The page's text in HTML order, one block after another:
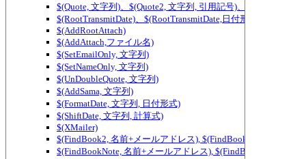
$(Quote, 文字列)、$(Quote2, 文字列, 引用記号)、$(QuoteWidth,
$(RootTransmitDate)、$(RootTransmitDate,日付形式)
$(AddRootAttach)
$(AddAttach,ファイル名)
$(SetEmailOnly, 文字列)
$(SetNameOnly, 文字列)
$(UnDoubleQuote, 文字列)
$(AddSama, 文字列)
$(FormatDate, 文字列, 日付形式)
$(ShiftDate, 文字列, 計算式)
$(XMailer)
$(FindBook2, 名前+メールアドレス), $(FindBook3, 名前+メー
$(FindBookNote, 名前+メールアドレス), $(FindBookNote2, ...)